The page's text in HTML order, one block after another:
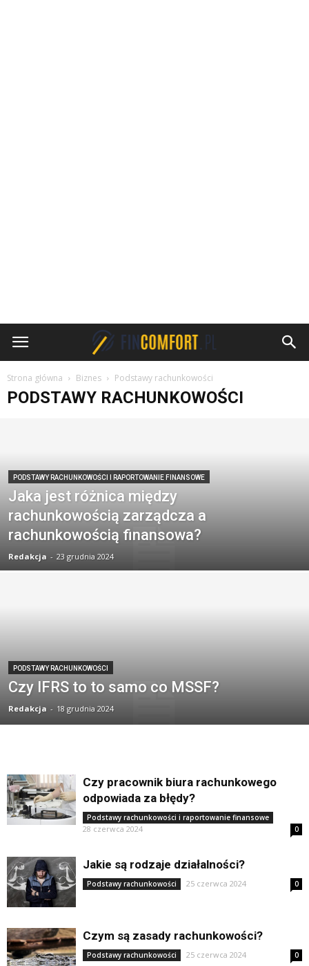
FinComfort.pl
Strona główna Biznes Podstawy rachunkowości
PODSTAWY RACHUNKOWOŚCI
PODSTAWY RACHUNKOWOŚCI I RAPORTOWANIE FINANSOWE
Jaka jest różnica między
rachunkowością zarządcza a
rachunkowością finansowa?
Redakcja - 23 grudnia 2024
PODSTAWY RACHUNKOWOŚCI
Czy IFRS to to samo co MSSF?
Redakcja - 18 grudnia 2024
Czy pracownik biura rachunkowego
odpowiada za błędy?
Podstawy rachunkowości i raportowanie finansowe
28 czerwca 2024 0
Jakie są rodzaje działalności?
Podstawy rachunkowości 25 czerwca 2024 0
Czym są zasady rachunkowości?
Podstawy rachunkowości 25 czerwca 2024 0